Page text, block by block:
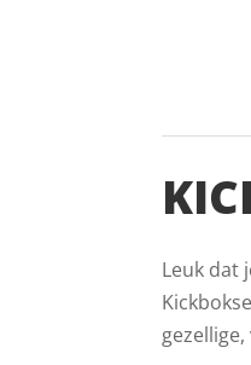
Leuk dat